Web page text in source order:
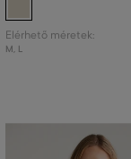
Elérhető méretek:
M, L